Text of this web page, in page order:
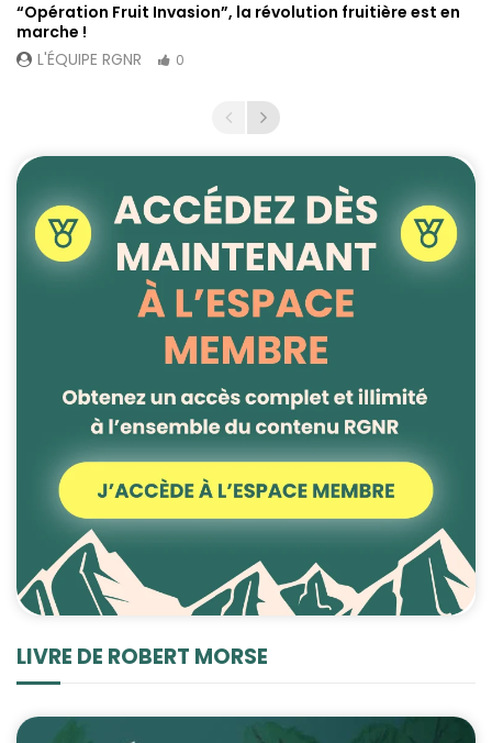
“Opération Fruit Invasion”, la révolution fruitière est en
marche !
L'ÉQUIPE RGNR
0
LIVRE DE ROBERT MORSE